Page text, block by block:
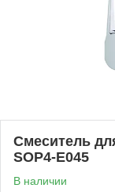
Смеситель
SOP4-E045
В наличии